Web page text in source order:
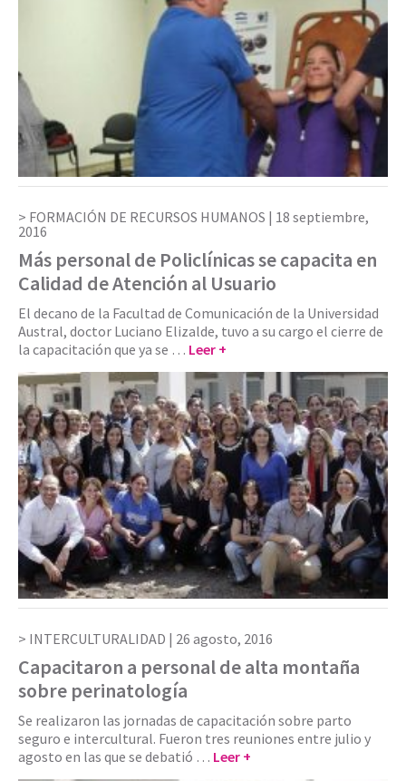
FORMACIÓN DE RECURSOS HUMANOS | 18 septiembre,
2016
Más personal de Policlínicas se capacita en
Calidad de Atención al Usuario
El decano de la Facultad de Comunicación de la Universidad
Austral, doctor Luciano Elizalde, tuvo a su cargo el cierre de
la capacitación que ya se … Leer +
INTERCULTURALIDAD | 26 agosto, 2016
Capacitaron a personal de alta montaña
sobre perinatología
Se realizaron las jornadas de capacitación sobre parto
seguro e intercultural. Fueron tres reuniones entre julio y
agosto en las que se debatió … Leer +